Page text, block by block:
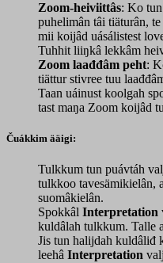
Zoom-heiviittâs: Ko
puhelimân tâi tiäturân,
mii koijâd uásálistest
Tuhhit liiŋkâ lekkâm
Zoom laađđâm peht:
tiättur stivree tuu
Taan uáinust koolgah
tast maŋa Zoom koijâd
Čuákkim ääigi:
Tulkkum tun puávtáh
tulkkoo tavesämikielân,
suomâkielân.
Spokkâl Interpretation
kuldâlah tulkkum. Talle
Jis tun halijdah kuldâliđ
leehâ Interpretation